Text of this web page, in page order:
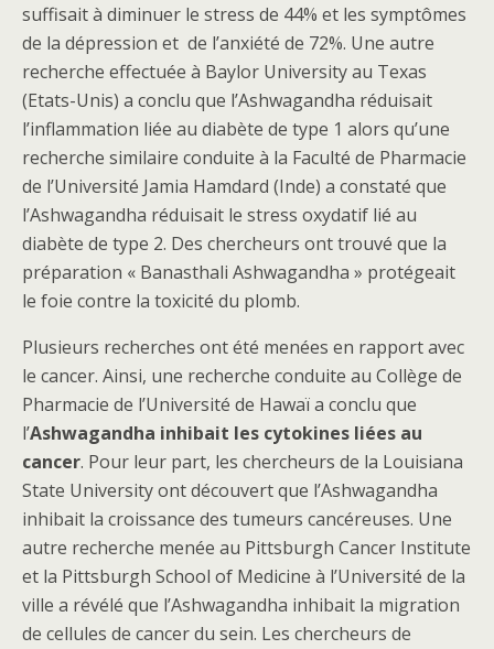
suffisait à diminuer le stress de 44% et les symptômes
de la dépression et de l’anxiété de 72%. Une autre
recherche effectuée à Baylor University au Texas
(Etats-Unis) a conclu que l’Ashwagandha réduisait
l’inflammation liée au diabète de type 1 alors qu’une
recherche similaire conduite à la Faculté de Pharmacie
de l’Université Jamia Hamdard (Inde) a constaté que
l’Ashwagandha réduisait le stress oxydatif lié au
diabète de type 2. Des chercheurs ont trouvé que la
préparation « Banasthali Ashwagandha » protégeait
le foie contre la toxicité du plomb.
Plusieurs recherches ont été menées en rapport avec
le cancer. Ainsi, une recherche conduite au Collège de
Pharmacie de l’Université de Hawaï a conclu que
l’Ashwagandha inhibait les cytokines liées au
cancer. Pour leur part, les chercheurs de la Louisiana
State University ont découvert que l’Ashwagandha
inhibait la croissance des tumeurs cancéreuses. Une
autre recherche menée au Pittsburgh Cancer Institute
et la Pittsburgh School of Medicine à l’Université de la
ville a révélé que l’Ashwagandha inhibait la migration
de cellules de cancer du sein. Les chercheurs de